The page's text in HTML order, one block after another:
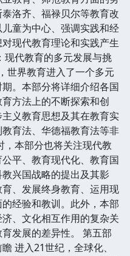
洛齐、福禄贝尔等教育改
童为中心、强调实践和经
现代教育理论和实践产生
现代教育的多元发展与挑
世界教育进入了一个多元
。本部分将详细介绍各国
方法上的不断探索和创
义教育思想及其在教育实
育法、华德福教育法等非
本部分也将关注现代教
平、教育现代化、教育国
兴国战略的提出及其影
、发展终身教育、运用现
经验和教训。此外，本部
、文化相互作用的复杂关
发展的差异性。 第五部
进入21世纪，全球化、